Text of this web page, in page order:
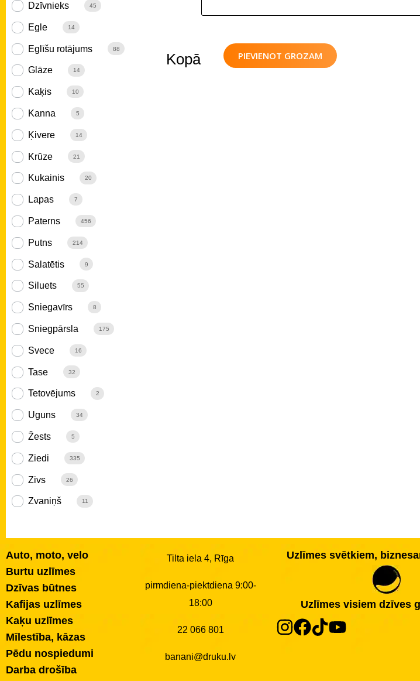
Dzīvnieks 45
Egle 14
Eglīšu rotājums 88
Glāze 14
Kaķis 10
Kanna 5
Ķivere 14
Krūze 21
Kukainis 20
Lapas 7
Paterns 456
Putns 214
Salatētis 9
Siluets 55
Sniegavīrs 8
Sniegpārsla 175
Svece 16
Tase 32
Tetovējums 2
Uguns 34
Žests 5
Ziedi 335
Zivs 26
Zvaniņš 11
PIEVIENOT GROZAM
Kopā
Auto, moto, velo
Burtu uzlīmes
Dzīvas būtnes
Kafijas uzlīmes
Kaķu uzlīmes
Mīlestība, kāzas
Pēdu nospiedumi
Darba drošība
Tilta iela 4, Rīga
pirmdiena-piektdiena 9:00-
18:00
22 066 801
banani@druku.lv
Uzlīmes svētkiem,
Uzlīmes visiem dzīves